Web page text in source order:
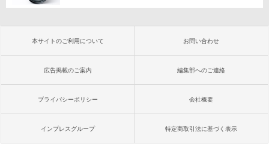
本サイトのご利用について お問い合わせ
広告掲載のご案内 編集部へのご連絡
プライバシーポリシー 会社概要
インプレスグループ 特定商取引法に基づく表示